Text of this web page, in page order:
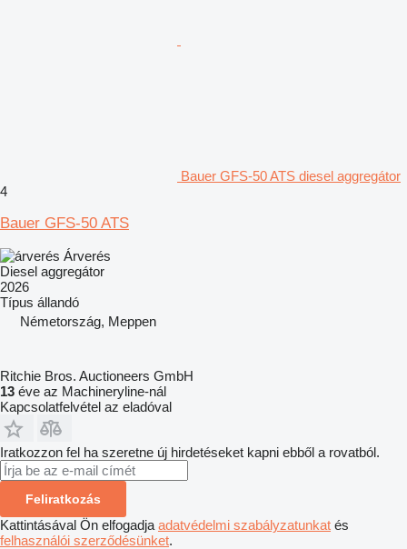
Bauer GFS-50 ATS diesel aggregátor
4
Bauer GFS-50 ATS
Árverés
Diesel aggregátor
2026
Típus állandó
Németország, Meppen
Ritchie Bros. Auctioneers GmbH
13 éve az Machineryline-nál
Kapcsolatfelvétel az eladóval
Iratkozzon fel ha szeretne új hirdetéseket kapni ebből a rovatból.
Feliratkozás
Kattintásával Ön elfogadja adatvédelmi szabályzatunkat és
felhasználói szerződésünket.